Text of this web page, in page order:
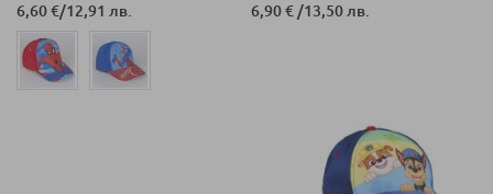
6,60 €/12,91 лв. 6,90 € /13,50 лв.